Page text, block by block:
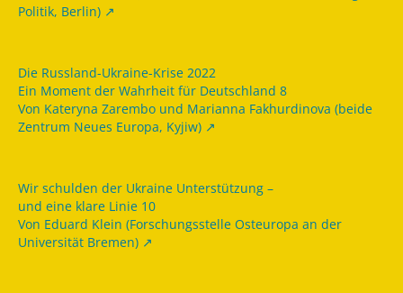
Politik, Berlin)
Die Russland-Ukraine-Krise 2022
Ein Moment der Wahrheit für Deutschland 8
Von Kateryna Zarembo und Marianna Fakhurdinova (beide
Zentrum Neues Europa, Kyjiw)
Wir schulden der Ukraine Unterstützung –
und eine klare Linie 10
Von Eduard Klein (Forschungsstelle Osteuropa an der
Universität Bremen)